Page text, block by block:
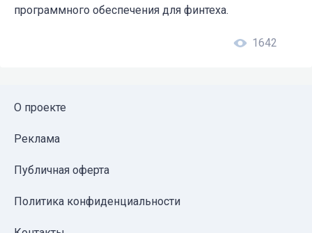
программного обеспечения для финтеха.
1642
О проекте
Реклама
Публичная оферта
Политика конфиденциальности